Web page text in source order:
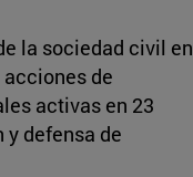
la sociedad civil en
de
activas en 23
defensa de